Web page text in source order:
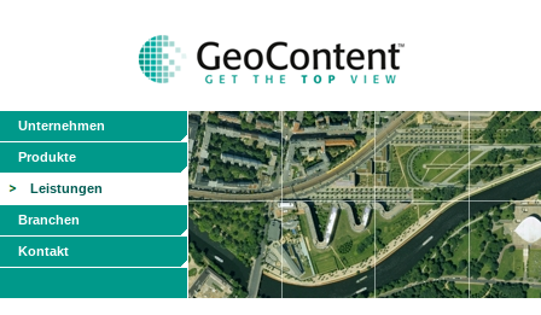
Unternehmen
Produkte
Leistungen
Branchen
Kontakt